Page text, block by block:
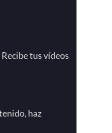
tus vídeos
haz